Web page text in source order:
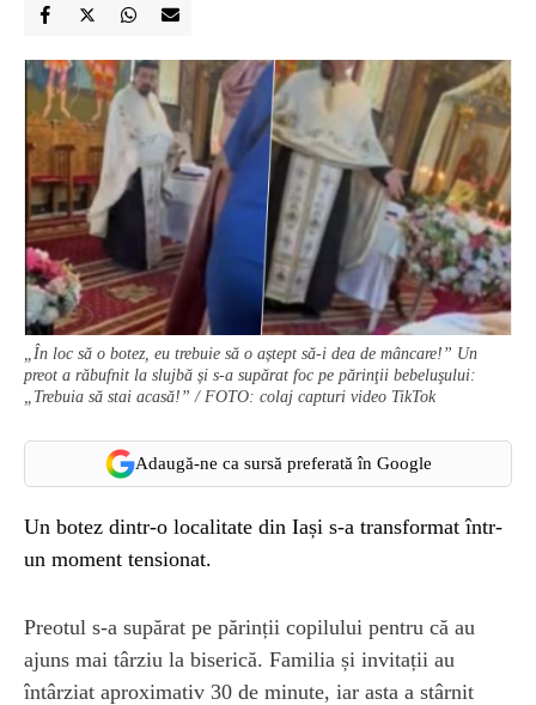
„În loc să o botez, eu trebuie să o aștept să-i dea de mâncare!” Un
preot a răbufnit la slujbă și s-a supărat foc pe părinţii bebeluşului:
„Trebuia să stai acasă!” / FOTO: colaj capturi video TikTok
Adaugă-ne ca sursă preferată în Google
Un botez dintr-o localitate din Iași s-a transformat într-
un moment tensionat.
Preotul s-a supărat pe părinții copilului pentru că au
ajuns mai târziu la biserică. Familia și invitații au
întârziat aproximativ 30 de minute, iar asta a stârnit